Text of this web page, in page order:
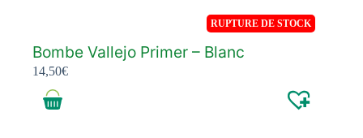
RUPTURE DE STOCK
Bombe Vallejo Primer – Blanc
14,50€